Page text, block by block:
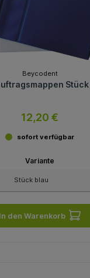
Beycodent
Stück
12,20 €
sofort verfügbar
Variante
In den Warenkorb